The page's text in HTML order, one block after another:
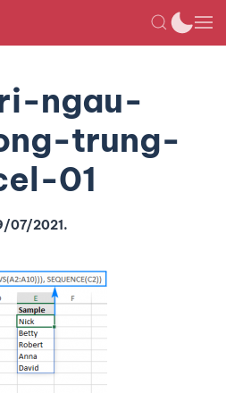
ngau-
trung-
01
07/2021.